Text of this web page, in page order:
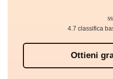
Ottieni
4.7 classifica